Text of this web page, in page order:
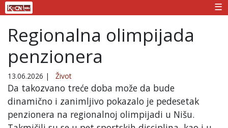
☰
Regionalna olimpijada
penzionera
13.06.2026 | Život
Da takozvano treće doba može da bude
dinamično i zanimljivo pokazalo je pedesetak
penzionera na regionalnoj olimpijadi u Nišu.